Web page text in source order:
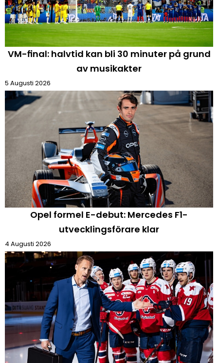
VM-final: halvtid kan bli 30 minuter på grund
av musikakter
5 Augusti 2026
Opel formel E-debut: Mercedes F1-
utvecklingsförare klar
4 Augusti 2026